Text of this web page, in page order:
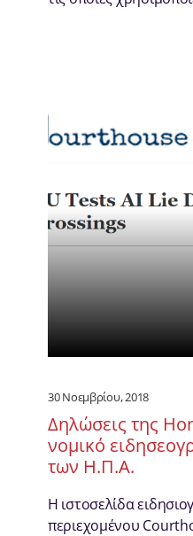
30 Νοεμβρίου, 2018
Δηλώσεις της
νομικό
των Η.Π.Α.
H ιστοσελίδα
περιεχομένου